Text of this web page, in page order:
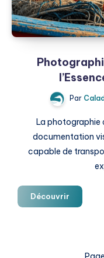
Par
La photographie
documentation
capable de
Découvrir
de